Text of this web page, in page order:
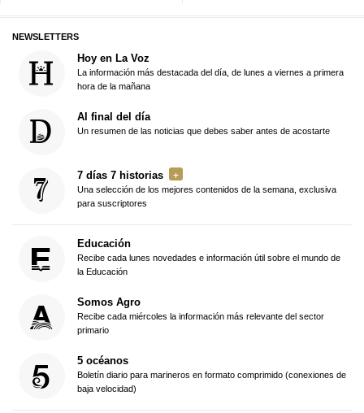
NEWSLETTERS
Hoy en La Voz
La información más destacada del día, de lunes a viernes a primera
hora de la mañana
Al final del día
Un resumen de las noticias que debes saber antes de acostarte
7 días 7 historias
Una selección de los mejores contenidos de la semana, exclusiva
para suscriptores
Educación
Recibe cada lunes novedades e información útil sobre el mundo de
la Educación
Somos Agro
Recibe cada miércoles la información más relevante del sector
primario
5 océanos
Boletín diario para marineros en formato comprimido (conexiones de
baja velocidad)